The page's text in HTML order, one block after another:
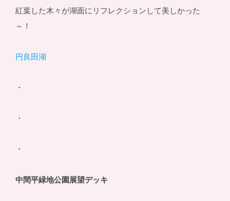
紅葉した木々が湖面にリフレクションして美しかった
～！
円良田湖
・
・
・
中間平緑地公園展望デッキ